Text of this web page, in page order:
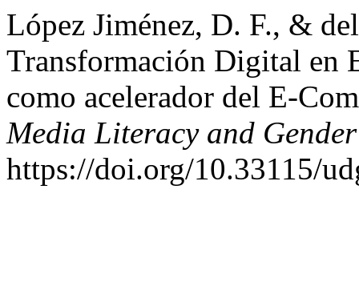
López Jiménez, D. F., &
Transformación Digital en
como acelerador del E-
Media Literacy and
https://doi.org/10.33115/